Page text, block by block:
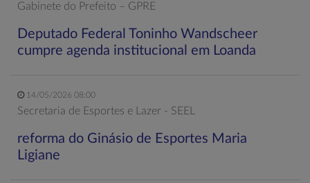
Gabinete do Prefeito – GPRE
Deputado Federal Toninho Wandscheer
cumpre agenda institucional em Loanda
14/05/2026 08:00
Secretaria de Esportes e Lazer - SEEL
reforma do Ginásio de Esportes Maria
Ligiane